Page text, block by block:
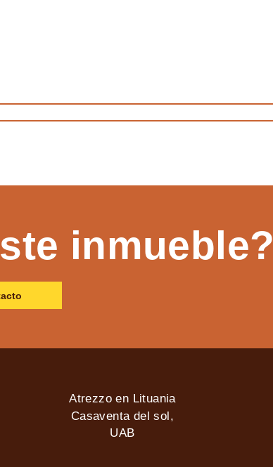
inmueble?
Atrezzo en Lituania
Casaventa del sol,
UAB